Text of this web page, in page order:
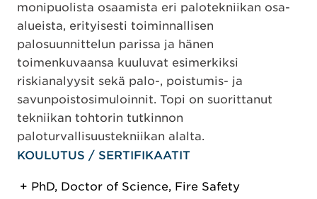
monipuolista osaamista eri palotekniikan osa-
alueista, erityisesti toiminnallisen
palosuunnittelun parissa ja hänen
toimenkuvaansa kuuluvat esimerkiksi
riskianalyysit sekä palo-, poistumis- ja
savunpoistosimuloinnit. Topi on suorittanut
tekniikan tohtorin tutkinnon
paloturvallisuustekniikan alalta.
KOULUTUS / SERTIFIKAATIT
PhD, Doctor of Science, Fire Safety